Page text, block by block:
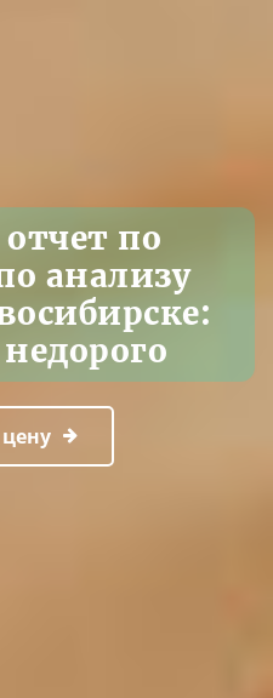
отчет по
анализу